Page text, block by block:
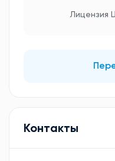
Лицензия
Контакты